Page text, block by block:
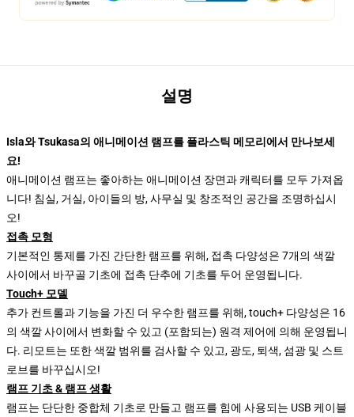
설명
Isla와 Tsukasa의 애니메이션 램프를 플라스틱 메모리에서 만나보세
요!
애니메이션 램프는 좋아하는 애니메이션 장면과 캐릭터를 모두 가져옵
니다! 침실, 거실, 아이들의 방, 사무실 및 창조적인 공간을 조명하십시
오!
접촉 모형
기본적인 통제를 가진 간단한 램프를 위해, 접촉 다양성은 7개의 색깔
사이에서 바꾸골 기초에 접촉 단추에 기초를 두어 운영됩니다.
Touch+ 모델
추가 컨트롤과 기능을 가진 더 우수한 램프를 위해, touch+ 다양성은 16
의 색깔 사이에서 변화할 수 있고 (포함되는) 원격 제어에 의해 운영됩니
다. 리모트는 또한 색깔 범위를 검사할 수 있고, 광도, 퇴색, 섬광 및 스트
로브를 바꾸십시오!
램프 기초 & 램프 생활
램프는 단단한 중합체 기초로 만들고 램프를 힘에 사용되는 USB 케이블